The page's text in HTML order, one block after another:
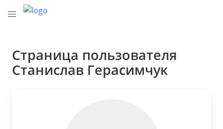
Страница пользователя
Станислав Герасимчук